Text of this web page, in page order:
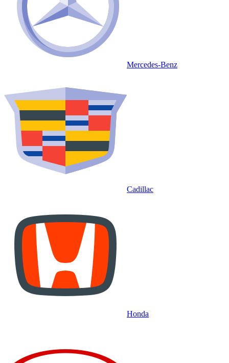
Mercedes-Benz
Cadillac
Honda